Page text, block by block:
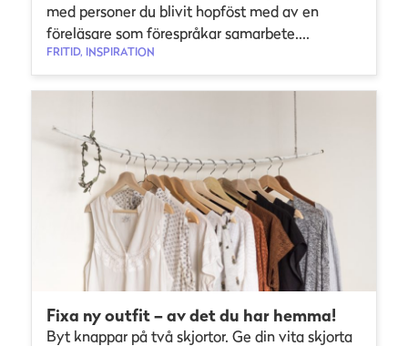
med personer du blivit hopföst med av en
föreläsare som förespråkar samarbete....
FRITID, INSPIRATION
Fixa ny outfit – av det du har hemma!
Byt knappar på två skjortor. Ge din vita skjorta